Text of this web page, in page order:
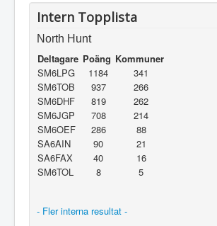
Intern Topplista
North Hunt
Deltagare Poäng Kommuner
SM6LPG
1184
341
SM6TOB
937
266
SM6DHF
819
262
SM6JGP
708
214
SM6OEF
286
88
SA6AIN
90
21
SA6FAX
40
16
SM6TOL
8 5
- Fler interna resultat -